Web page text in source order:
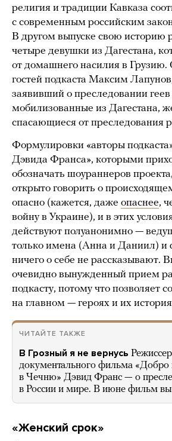
религия и традиции Кавказа
с современным российским
В другом выпуске свою историю
четыре девушки из Дагестана,
от домашнего насилия в Грузию.
гостей подкаста Максим
заявивший о преследовании
мобилизованные из Дагестана,
спасающиеся от преследования
Формулировки «авторы
Дэвида Франса», которыми
обозначать шоураннеров
открыто говорить о
опасно (кажется, даже опаснее,
войну в Украине), и в этих
действуют полуанонимно —
только имена (Анна и Даниил) и
ничего о себе не рассказывают.
очевидно вынужденный прием
подкасту, потому что позволяет
на главном — героях и их
ЧИТАЙТЕ ТАКЖЕ
В Грозный я не вернусь Режиссер
документального фильма «Добро
в Чечню» Дэвид Франс — о
в России и мире. В июне фильм
«Женский срок»